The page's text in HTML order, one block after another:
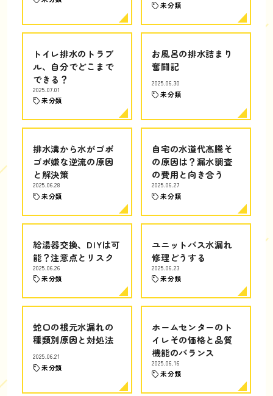
未分類
トイレ排水のトラブ
ル、自分でどこまで
できる？
2025.07.01
未分類
お風呂の排水詰まり
奮闘記
2025.06.30
未分類
排水溝から水がゴボ
ゴボ嫌な逆流の原因
と解決策
2025.06.28
未分類
自宅の水道代高騰そ
の原因は？漏水調査
の費用と向き合う
2025.06.27
未分類
給湯器交換、DIYは可
能？注意点とリスク
2025.06.26
未分類
ユニットバス水漏れ
修理どうする
2025.06.23
未分類
蛇口の根元水漏れの
種類別原因と対処法
2025.06.21
未分類
ホームセンターのト
イレその価格と品質
機能のバランス
2025.06.16
未分類